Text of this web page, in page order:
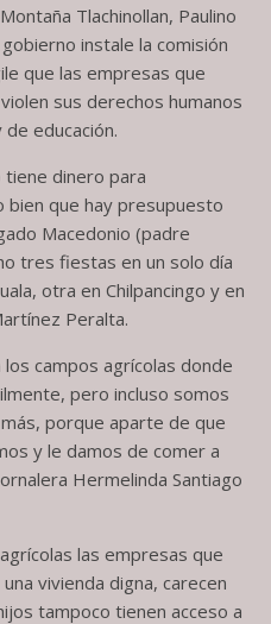
Tlachinollan, Paulino
instale la comisión
que las empresas que
sus derechos humanos
educación.
tiene dinero para
que hay presupuesto
Macedonio (padre
tres fiestas en un solo día
otra en Chilpancingo y en
Peralta.
campos agrícolas donde
pero incluso somos
porque aparte de que
y le damos de comer a
Hermelinda Santiago
las empresas que
vivienda digna, carecen
tampoco tienen acceso a